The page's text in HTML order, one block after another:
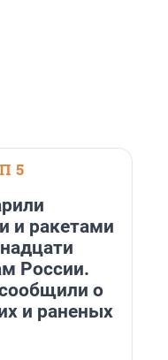
5
и ракетами
России.
о
и раненых